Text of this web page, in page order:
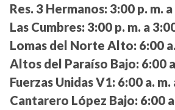
Res. 3 Hermanos: 3:00 p. m.
Las Cumbres: 3:00 p. m. a
Lomas del Norte Alto: 6:00
Altos del Paraíso Bajo: 6:00
Fuerzas Unidas V1: 6:00 a. m.
Cantarero López Bajo: 6:00